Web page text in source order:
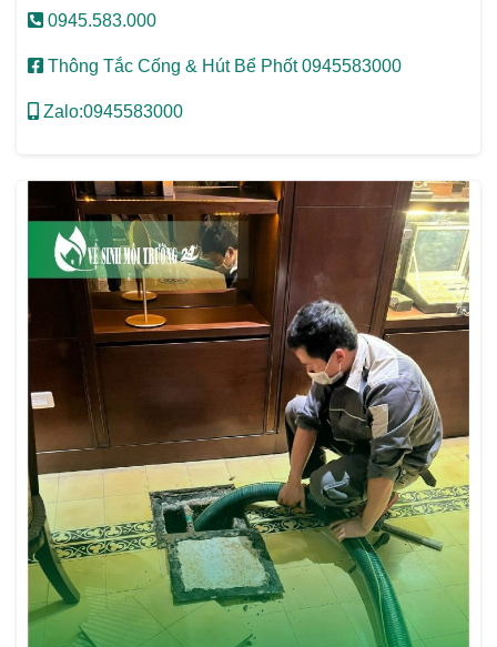
0945.583.000
Thông Tắc Cống & Hút Bể Phốt 0945583000
Zalo:0945583000